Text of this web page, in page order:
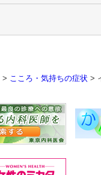
> こころ・気持ちの症状 >